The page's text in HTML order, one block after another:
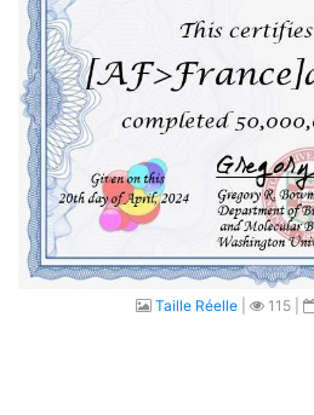
Taille Réelle| 115 |